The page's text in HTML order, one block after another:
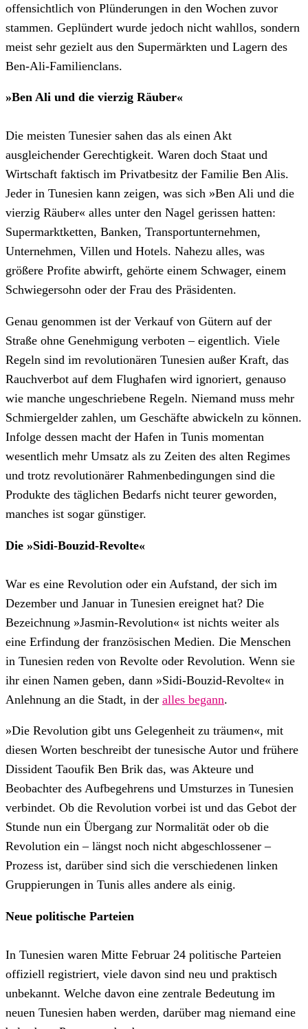
offensichtlich von Plünderungen in den Wochen zuvor
stammen. Geplündert wurde jedoch nicht wahllos, sondern
meist sehr gezielt aus den Supermärkten und Lagern des
Ben-Ali-Familienclans.
»Ben Ali und die vierzig Räuber«
Die meisten Tunesier sahen das als einen Akt
ausgleichender Gerechtigkeit. Waren doch Staat und
Wirtschaft faktisch im Privatbesitz der Familie Ben Alis.
Jeder in Tunesien kann zeigen, was sich »Ben Ali und die
vierzig Räuber« alles unter den Nagel gerissen hatten:
Supermarktketten, Banken, Transportunternehmen,
Unternehmen, Villen und Hotels. Nahezu alles, was
größere Profite abwirft, gehörte einem Schwager, einem
Schwiegersohn oder der Frau des Präsidenten.
Genau genommen ist der Verkauf von Gütern auf der
Straße ohne Genehmigung verboten – eigentlich. Viele
Regeln sind im revolutionären Tunesien außer Kraft, das
Rauchverbot auf dem Flughafen wird ignoriert, genauso
wie manche ungeschriebene Regeln. Niemand muss mehr
Schmiergelder zahlen, um Geschäfte abwickeln zu können.
Infolge dessen macht der Hafen in Tunis momentan
wesentlich mehr Umsatz als zu Zeiten des alten Regimes
und trotz revolutionärer Rahmenbedingungen sind die
Produkte des täglichen Bedarfs nicht teurer geworden,
manches ist sogar günstiger.
Die »Sidi-Bouzid-Revolte«
War es eine Revolution oder ein Aufstand, der sich im
Dezember und Januar in Tunesien ereignet hat? Die
Bezeichnung »Jasmin-Revolution« ist nichts weiter als
eine Erfindung der französischen Medien. Die Menschen
in Tunesien reden von Revolte oder Revolution. Wenn sie
ihr einen Namen geben, dann »Sidi-Bouzid-Revolte« in
Anlehnung an die Stadt, in der alles begann.
»Die Revolution gibt uns Gelegenheit zu träumen«, mit
diesen Worten beschreibt der tunesische Autor und frühere
Dissident Taoufik Ben Brik das, was Akteure und
Beobachter des Aufbegehrens und Umsturzes in Tunesien
verbindet. Ob die Revolution vorbei ist und das Gebot der
Stunde nun ein Übergang zur Normalität oder ob die
Revolution ein – längst noch nicht abgeschlossener –
Prozess ist, darüber sind sich die verschiedenen linken
Gruppierungen in Tunis alles andere als einig.
Neue politische Parteien
In Tunesien waren Mitte Februar 24 politische Parteien
offiziell registriert, viele davon sind neu und praktisch
unbekannt. Welche davon eine zentrale Bedeutung im
neuen Tunesien haben werden, darüber mag niemand eine